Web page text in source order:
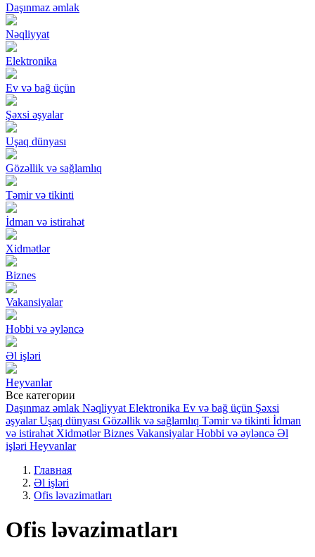
Daşınmaz əmlak
Nəqliyyat
Elektronika
Ev və bağ üçün
Şəxsi əşyalar
Uşaq dünyası
Gözəllik və sağlamlıq
Təmir və tikinti
İdman və istirahət
Xidmətlər
Biznes
Vakansiyalar
Hobbi və əyləncə
Əl işləri
Heyvanlar
Все категории
Daşınmaz əmlak Nəqliyyat Elektronika Ev və bağ üçün Şəxsi
əşyalar Uşaq dünyası Gözəllik və sağlamlıq Təmir və tikinti İdman
və istirahət Xidmətlər Biznes Vakansiyalar Hobbi və əyləncə Əl
işləri Heyvanlar
Главная
Əl işləri
Ofis ləvazimatları
Ofis ləvazimatları